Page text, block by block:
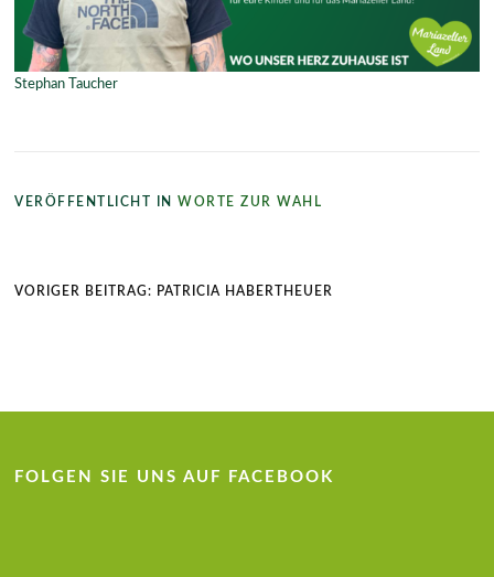
Stephan Taucher
VERÖFFENTLICHT INWORTE ZUR WAHL
VORIGER BEITRAG: PATRICIA HABERTHEUER
FOLGEN SIE UNS AUF FACEBOOK